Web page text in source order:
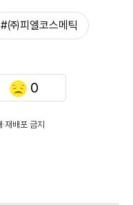
#㈜피엘코스메틱
0
재배포 금지